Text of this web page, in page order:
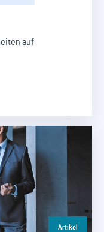
auf
Artikel